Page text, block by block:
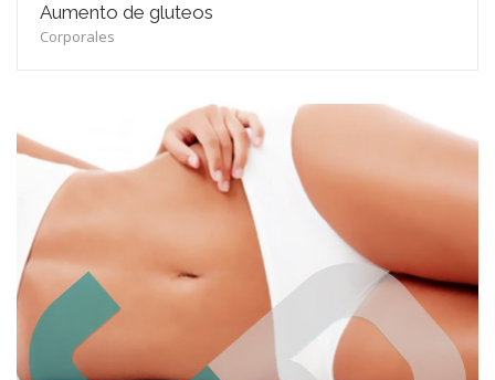
Aumento de gluteos
Corporales